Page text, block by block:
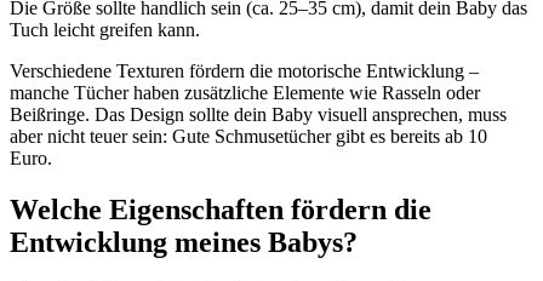
Die Größe sollte handlich sein (ca. 25–35 cm), damit dein Baby das
Tuch leicht greifen kann.
Verschiedene Texturen fördern die motorische Entwicklung –
manche Tücher haben zusätzliche Elemente wie Rasseln oder
Beißringe. Das Design sollte dein Baby visuell ansprechen, muss
aber nicht teuer sein: Gute Schmusetücher gibt es bereits ab 10
Euro.
Welche Eigenschaften fördern die
Entwicklung meines Babys?